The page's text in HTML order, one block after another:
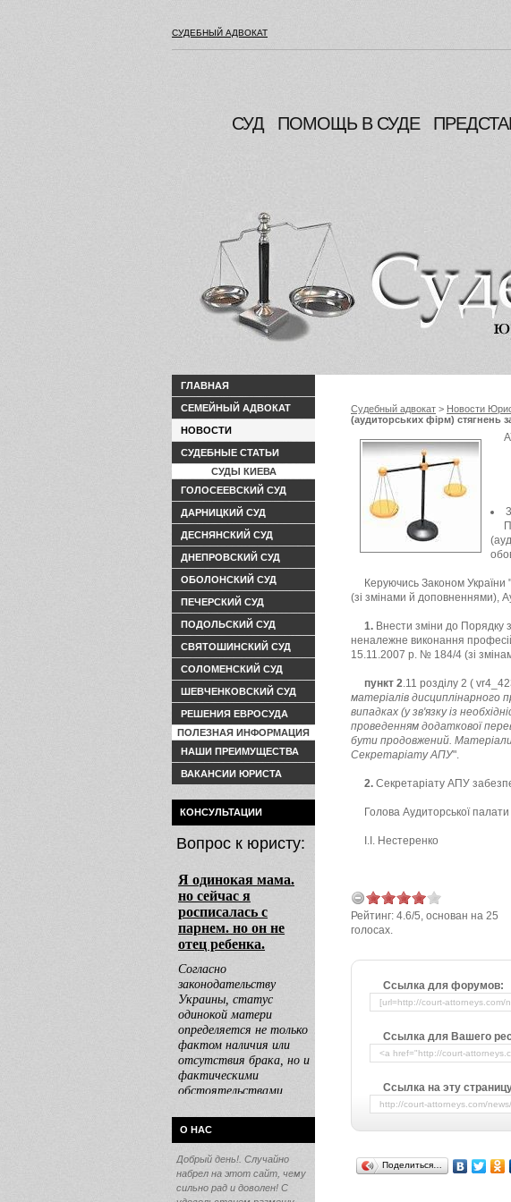
СУДЕБНЫЙ АДВОКАТ
СУД ПОМОЩЬ В СУДЕ
ГЛАВНАЯ
СЕМЕЙНЫЙ АДВОКАТ
НОВОСТИ
СУДЕБНЫЕ СТАТЬИ
СУДЫ КИЕВА
ГОЛОСЕЕВСКИЙ СУД
ДАРНИЦКИЙ СУД
ДЕСНЯНСКИЙ СУД
ДНЕПРОВСКИЙ СУД
ОБОЛОНСКИЙ СУД
ПЕЧЕРСКИЙ СУД
ПОДОЛЬСКИЙ СУД
СВЯТОШИНСКИЙ СУД
СОЛОМЕНСКИЙ СУД
ШЕВЧЕНКОВСКИЙ СУД
РЕШЕНИЯ ЕВРОСУДА
ПОЛЕЗНАЯ ИНФОРМАЦИЯ
НАШИ ПРЕИМУЩЕСТВА
ВАКАНСИИ ЮРИСТА
КОНСУЛЬТАЦИИ
Вопрос к юристу:
О НАС
Добрый день!. Случайно
набрел на этот сайт, чему
сильно рад и доволен! С
Судебный адвокат > Новости
(аудиторських фірм) стягнень
Керуючись Законом України "
(зі змінами й доповненнями),
1. Внести зміни до Порядку
неналежне виконання
15.11.2007 р. № 184/4 (зі
пункт 2.11 розділу 2 (
матеріалів дисциплінарного
випадках (у зв'язку із
проведенням додаткової
бути продовжений. Матеріали
Секретаріату АПУ".
2. Секретаріату АПУ
Голова Аудиторської палати
І.І. Нестеренко
Рейтинг: 4.6/5, основан на 25
голосах.
Ссылка для форумов:
Ссылка для Вашего
Ссылка на эту
Поделиться…